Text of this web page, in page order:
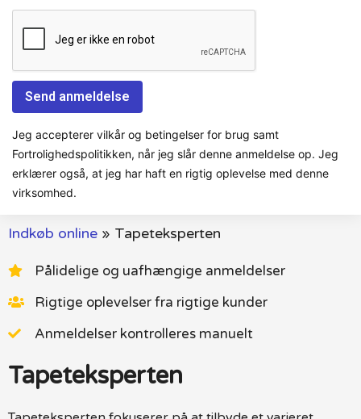
Jeg accepterer vilkår og betingelser for brug samt
Fortrolighedspolitikken, når jeg slår denne anmeldelse op. Jeg
erklærer også, at jeg har haft en rigtig oplevelse med denne
virksomhed.
Indkøb online » Tapeteksperten
Pålidelige og uafhængige anmeldelser
Rigtige oplevelser fra rigtige kunder
Anmeldelser kontrolleres manuelt
Tapeteksperten